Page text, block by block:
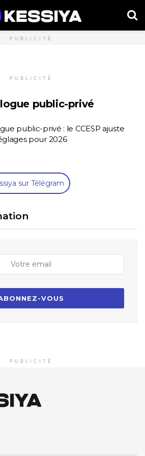
PUBLICITÉ
PUBLICITÉ
public-privé
public-privé : le CCESP ajuste
pour 2026
sur Télégram
PUBLICITÉ